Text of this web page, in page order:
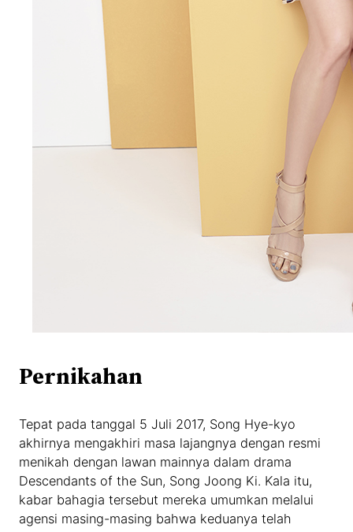
Pernikahan
Tepat pada tanggal 5 Juli 2017, Song Hye-kyo
akhirnya mengakhiri masa lajangnya dengan resmi
menikah dengan lawan mainnya dalam drama
Descendants of the Sun, Song Joong Ki. Kala itu,
kabar bahagia tersebut mereka umumkan melalui
agensi masing-masing bahwa keduanya telah